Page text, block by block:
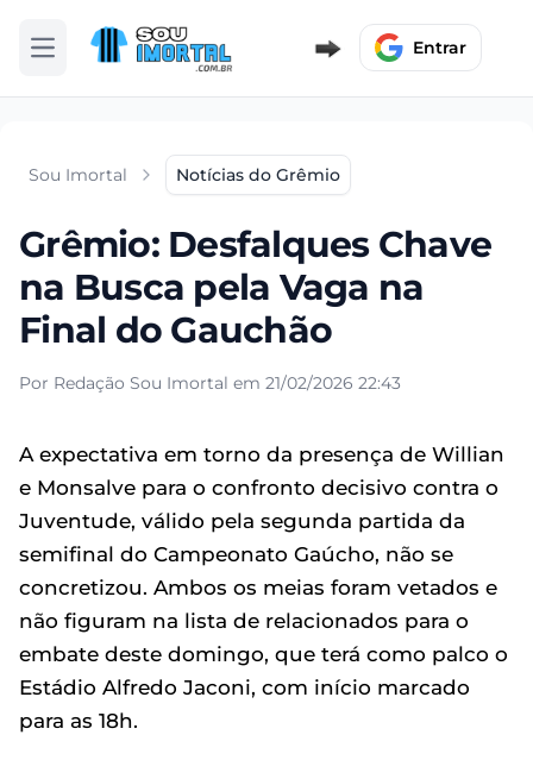
Abrir menu Entrar
Sou Imortal Notícias do Grêmio
Grêmio: Desfalques Chave
na Busca pela Vaga na
Final do Gauchão
Por Redação Sou Imortal em 21/02/2026 22:43
A expectativa em torno da presença de Willian
e Monsalve para o confronto decisivo contra o
Juventude, válido pela segunda partida da
semifinal do Campeonato Gaúcho, não se
concretizou. Ambos os meias foram vetados e
não figuram na lista de relacionados para o
embate deste domingo, que terá como palco o
Estádio Alfredo Jaconi, com início marcado
para as 18h.